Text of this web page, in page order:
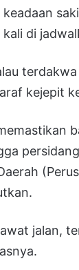
di
kejepit
jalan,